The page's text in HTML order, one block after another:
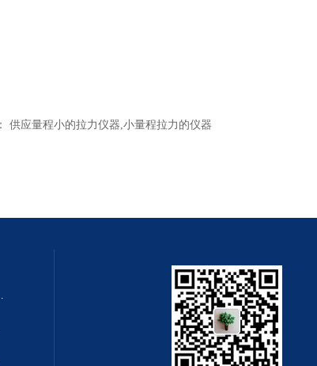
供应量程小的拉力仪器,小量程拉力的仪器
SGLF）